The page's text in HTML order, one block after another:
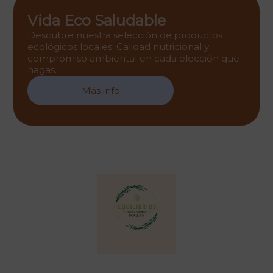
Vida Eco Saludable
Descubre nuestra selección de productos
ecológicos locales. Calidad nutricional y
compromiso ambiental en cada elección que
hagas.
Más info